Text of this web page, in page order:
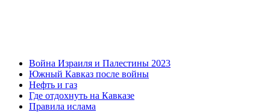
Война Израиля и Палестины 2023
Южный Кавказ после войны
Нефть и газ
Где отдохнуть на Кавказе
Правила ислама